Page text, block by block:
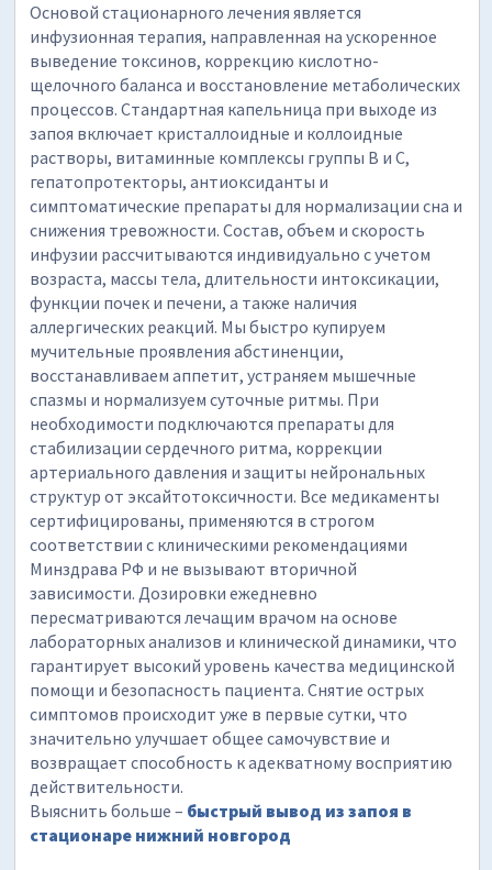
Основой стационарного лечения является
инфузионная терапия, направленная на ускоренное
выведение токсинов, коррекцию кислотно-
щелочного баланса и восстановление метаболических
процессов. Стандартная капельница при выходе из
запоя включает кристаллоидные и коллоидные
растворы, витаминные комплексы группы B и C,
гепатопротекторы, антиоксиданты и
симптоматические препараты для нормализации сна и
снижения тревожности. Состав, объем и скорость
инфузии рассчитываются индивидуально с учетом
возраста, массы тела, длительности интоксикации,
функции почек и печени, а также наличия
аллергических реакций. Мы быстро купируем
мучительные проявления абстиненции,
восстанавливаем аппетит, устраняем мышечные
спазмы и нормализуем суточные ритмы. При
необходимости подключаются препараты для
стабилизации сердечного ритма, коррекции
артериального давления и защиты нейрональных
структур от эксайтотоксичности. Все медикаменты
сертифицированы, применяются в строгом
соответствии с клиническими рекомендациями
Минздрава РФ и не вызывают вторичной
зависимости. Дозировки ежедневно
пересматриваются лечащим врачом на основе
лабораторных анализов и клинической динамики, что
гарантирует высокий уровень качества медицинской
помощи и безопасность пациента. Снятие острых
симптомов происходит уже в первые сутки, что
значительно улучшает общее самочувствие и
возвращает способность к адекватному восприятию
действительности.
Выяснить больше – быстрый вывод из запоя в
стационаре нижний новгород